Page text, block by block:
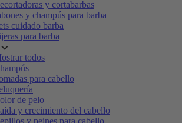
y cortabarbas
y champús para barba
cuidado barba
para barba
todos
para cabello
de pelo
y crecimiento del cabello
y peines para cabello